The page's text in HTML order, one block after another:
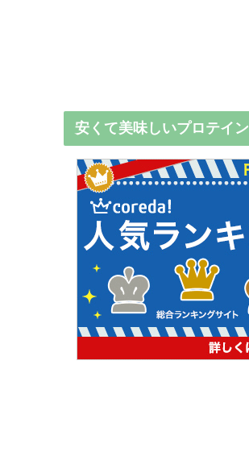
安くて美味しいプロテイン